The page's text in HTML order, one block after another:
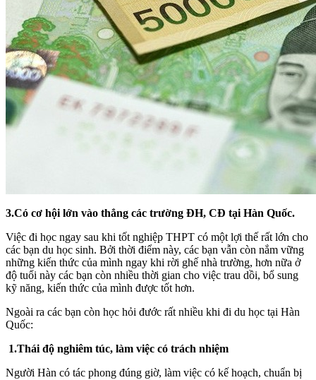
3.Có cơ hội lớn vào thẳng các trường ĐH, CĐ tại Hàn Quốc.
Việc đi học ngay sau khi tốt nghiệp THPT có một lợi thế rất lớn cho
các bạn du học sinh. Bởi thời điểm này, các bạn vẫn còn nắm vững
những kiến thức của mình ngay khi rời ghế nhà trường, hơn nữa ở
độ tuổi này các bạn còn nhiều thời gian cho việc trau dồi, bổ sung
kỹ năng, kiến thức của mình được tốt hơn.
Ngoài ra các bạn còn học hỏi đước rất nhiều khi đi du học tại Hàn
Quốc:
1.Thái độ nghiêm túc, làm việc có trách nhiệm
Người Hàn có tác phong đúng giờ, làm việc có kế hoạch, chuẩn bị